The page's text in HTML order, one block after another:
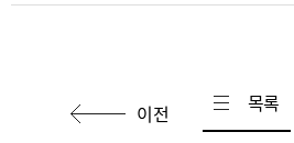
이전 목록